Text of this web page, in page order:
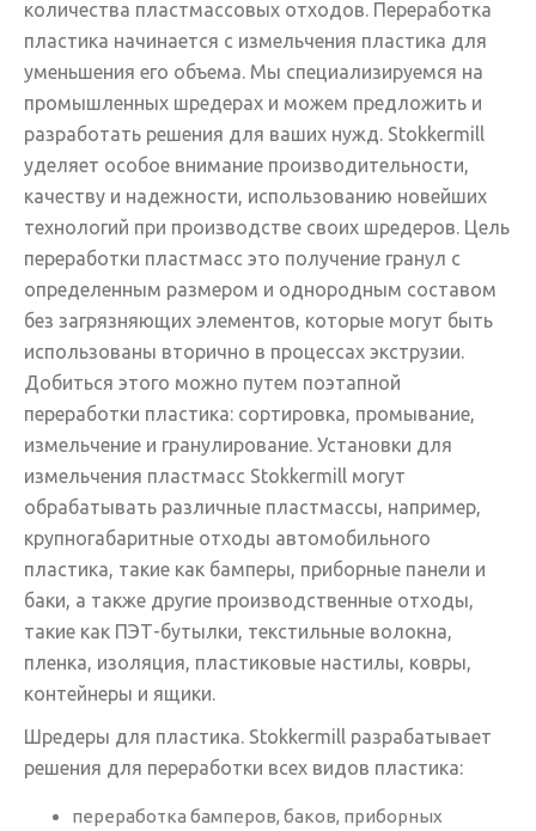
количества пластмассовых отходов. Переработка
пластика начинается с измельчения пластика для
уменьшения его объема. Мы специализируемся на
промышленных шредерах и можем предложить и
разработать решения для ваших нужд. Stokkermill
уделяет особое внимание производительности,
качеству и надежности, использованию новейших
технологий при производстве своих шредеров. Цель
переработки пластмасс это получение гранул с
определенным размером и однородным составом
без загрязняющих элементов, которые могут быть
использованы вторично в процессах экструзии.
Добиться этого можно путем поэтапной
переработки пластика: сортировка, промывание,
измельчение и гранулирование. Установки для
измельчения пластмасс Stokkermill могут
обрабатывать различные пластмассы, например,
крупногабаритные отходы автомобильного
пластика, такие как бамперы, приборные панели и
баки, а также другие производственные отходы,
такие как ПЭТ-бутылки, текстильные волокна,
пленка, изоляция, пластиковые настилы, ковры,
контейнеры и ящики.
Шредеры для пластика. Stokkermill разрабатывает
решения для переработки всех видов пластика:
переработка бамперов, баков, приборных